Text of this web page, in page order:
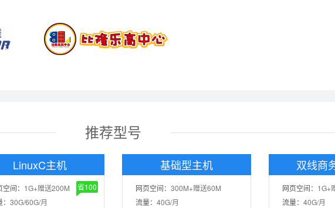
推荐型号
LinuxC主机
省100
间： 1G+赠送200M
30G/60G/月
基础型主机
网页空间： 300M+赠送60M
流量： 40G/月
双线商
网页空间： 1G+
流量： 40G/月